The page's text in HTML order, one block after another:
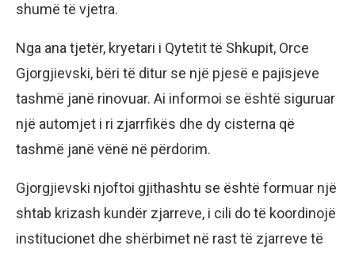
shumë të vjetra.
Nga ana tjetër, kryetari i Qytetit të Shkupit, Orce
Gjorgjievski, bëri të ditur se një pjesë e pajisjeve
tashmë janë rinovuar. Ai informoi se është siguruar
një automjet i ri zjarrfikës dhe dy cisterna që
tashmë janë vënë në përdorim.
Gjorgjievski njoftoi gjithashtu se është formuar një
shtab krizash kundër zjarreve, i cili do të koordinojë
institucionet dhe shërbimet në rast të zjarreve të